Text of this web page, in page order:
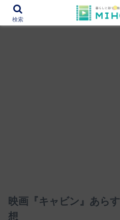
12000作品を紹介！あなたの
映画『キャビン』あら
想
検索